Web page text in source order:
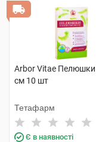
Arbor Vitae Пелюшки
см 10 шт
Тетафарм
Є в наявності